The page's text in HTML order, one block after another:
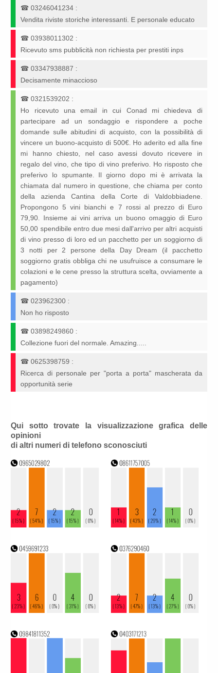
☎03246041234 :
Vendita riviste storiche interessanti. E personale educato
☎03938011302 :
Ricevuto sms pubblicità non richiesta per prestiti inps
☎03347938887 :
Decisamente minaccioso
☎0321539202 :
Ho ricevuto una email in cui Conad mi chiedeva di
partecipare ad un sondaggio e rispondere a poche
domande sulle abitudini di acquisto, con la possibilità di
vincere un buono-acquisto di 500€. Ho aderito ed alla fine
mi hanno chiesto, nel caso avessi dovuto ricevere in
regalo del vino, che tipo di vino preferivo. Ho risposto che
preferivo lo spumante. Il giorno dopo mi è arrivata la
chiamata dal numero in questione, che chiama per conto
della azienda Cantina della Corte di Valdobbiadene.
Propongono 5 vini bianchi e 7 rossi al prezzo di Euro
79,90. Insieme ai vini arriva un buono omaggio di Euro
50,00 spendibile entro due mesi dall'arrivo per altri acquisti
di vino presso di loro ed un pacchetto per un soggiorno di
3 notti per 2 persone della Day Dream (il pacchetto
soggiorno gratis obbliga chi ne usufruisce a consumare le
colazioni e le cene presso la struttura scelta, ovviamente a
pagamento)
☎023962300 :
Non ho risposto
☎03898249860 :
Collezione fuori del normale. Amazing.....
☎0625398759 :
Ricerca di personale per "porta a porta" mascherata da
opportunità serie
Qui sotto trovate la visualizzazione grafica delle
opinioni
di altri numeri di telefono sconosciuti